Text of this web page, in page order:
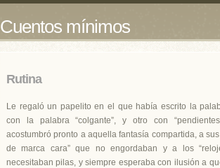
Cuentos mínimos
Rutina
Le regaló un papelito en el que había escrito la
con la palabra “colgante”, y otro con
acostumbró pronto a aquella fantasía compartida, a
de marca cara” que no engordaban y a los
necesitaban pilas, y siempre esperaba con ilusión a